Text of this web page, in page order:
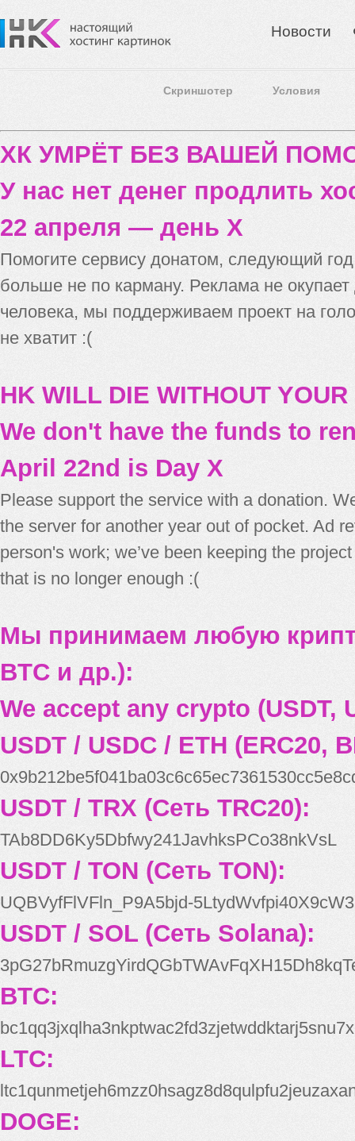
Новости
Скриншотер Условия
ХК УМРЁТ БЕЗ ВАШЕЙ
У нас нет денег продлить
22 апреля — день X
Помогите сервису донатом, следующий
больше не по карману. Реклама не
человека, мы поддерживаем проект на
не хватит :(
HK WILL DIE WITHOUT
We don't have the funds to
April 22nd is Day X
Please support the service with a donation.
the server for another year out of pocket. Ad
person's work; we’ve been keeping the
that is no longer enough :(
Мы принимаем любую
BTC и др.):
We accept any crypto (USDT,
USDT / USDC / ETH (ERC20,
USDT / TRX (Сеть TRC20):
TAb8DD6Ky5Dbfwy241JavhksPCo38nkVsL
USDT / TON (Сеть TON):
UQBVyfFlVFln_P9A5bjd-
USDT / SOL (Сеть Solana):
BTC:
bc1qq3jxqlha3nkptwac2fd3zjetwddktarj5snu7x
LTC:
DOGE: